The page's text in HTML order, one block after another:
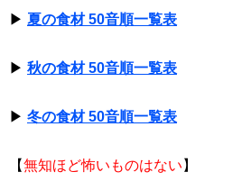
▶ 夏の食材 50音順一覧表
▶ 秋の食材 50音順一覧表
▶ 冬の食材 50音順一覧表
【無知ほど怖いものはない 】